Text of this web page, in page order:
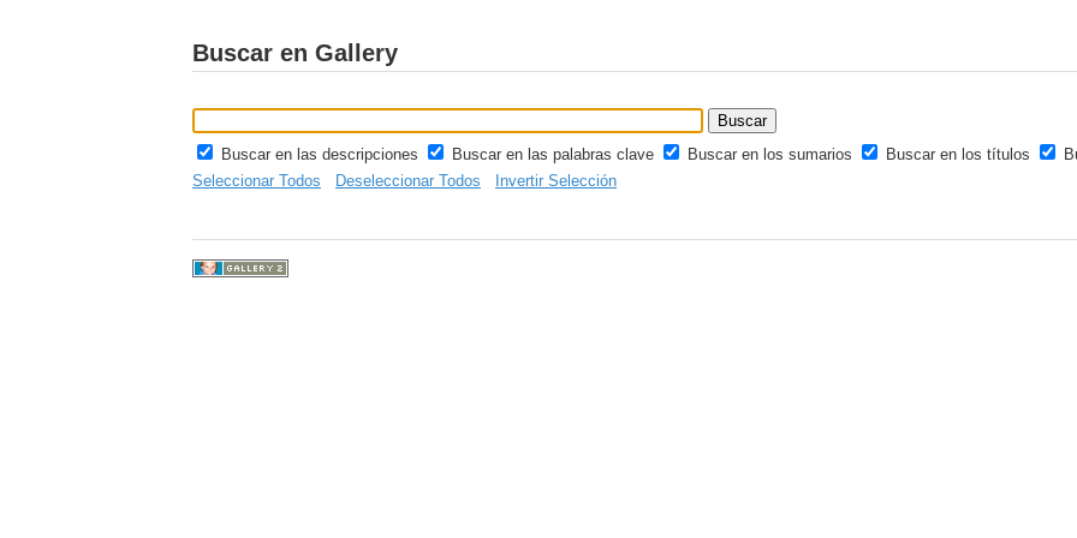
Buscar en Gallery
Buscar en las descripciones Buscar en las palabras clave Buscar en los sumarios Buscar en los títulos
Seleccionar Todos
Deseleccionar Todos Invertir Selección